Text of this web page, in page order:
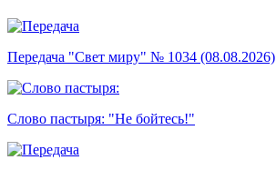
Передача "Свет миру" № 1034 (08.08.2026)
Слово пастыря: "Не бойтесь!"